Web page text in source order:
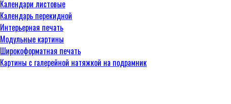
Календари листовые
Календарь перекидной
Интерьерная печать
Модульные картины
Широкоформатная печать
Картины с галерейной натяжкой на подрамник